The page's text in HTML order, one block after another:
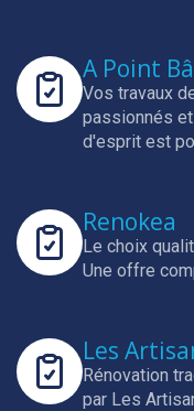
A Point
Vos travaux
passionnés
d'esprit est
Renokea
Le choix
Une offre
Les
Rénovation
par Les